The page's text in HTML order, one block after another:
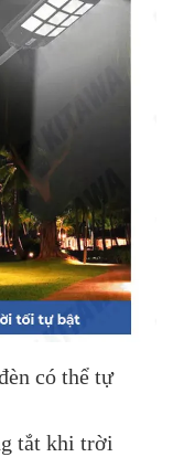
có thể tự
tắt khi trời